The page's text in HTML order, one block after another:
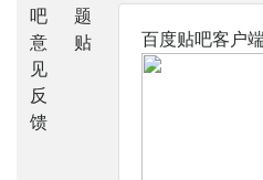
吧
意
见
反
馈
题
贴
百度贴吧客户